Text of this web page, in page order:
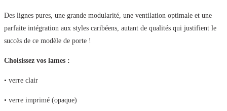
Des lignes pures, une grande modularité, une ventilation optimale et une
parfaite intégration aux styles caribéens, autant de qualités qui justifient le
succès de ce modèle de porte !
Choisissez vos lames :
• verre clair
• verre imprimé (opaque)